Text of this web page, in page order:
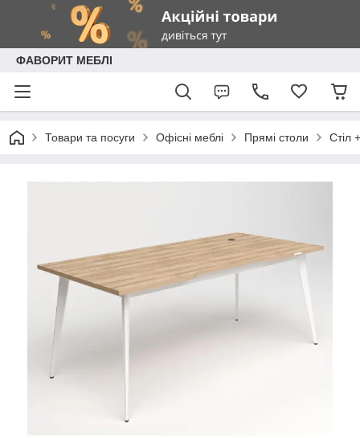
ФАВОРИТ МЕБЛІ
Товари та посуги Офісні меблі Прямі столи Стіл